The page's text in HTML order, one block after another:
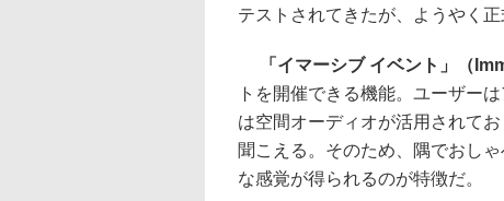
テストされてきたが、ようやく
「イマーシブ イベント」（
トを開催できる機能。ユーザー
は空間オーディオが活用されて
聞こえる。そのため、隅でおし
な感覚が得られるのが特徴だ。